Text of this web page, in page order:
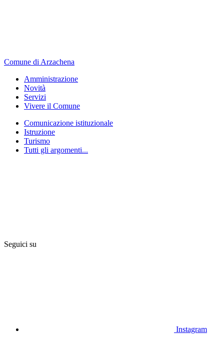
Comune di Arzachena
Amministrazione
Novità
Servizi
Vivere il Comune
Comunicazione istituzionale
Istruzione
Turismo
Tutti gli argomenti...
Seguici su
Instagram